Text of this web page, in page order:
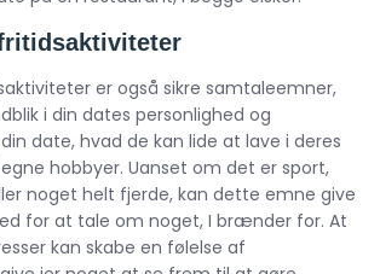
er også sikre samtaleemner,
i din dates personlighed og
date, hvad de kan lide at lave i deres
hobbyer. Uanset om det er sport,
noget helt fjerde, kan dette emne give
for at tale om noget, I brænder for. At
kan skabe en følelse af